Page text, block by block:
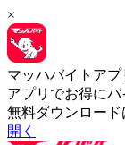
×
マッハバイトアプ
アプリでお得にバ
無料ダウンロード
開く